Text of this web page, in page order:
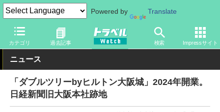
Powered by Translate
カテゴリ 過去記事 検索 Impressサイト
トラベル Watch 旅の情報 ホテル・旅館
ニュース
「ダブルツリーbyヒルトン大阪城」2024年開業。
日経新聞旧大阪本社跡地